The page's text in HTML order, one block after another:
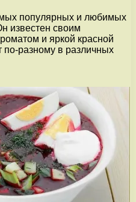
популярных и любимых
известен своим
и яркой красной
по-разному в различных